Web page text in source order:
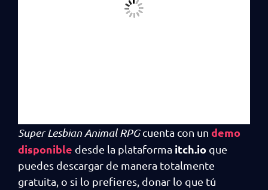
Super Lesbian Animal RPGcuenta con un demo
disponible desde la plataforma itch.io que
puedes descargar de manera totalmente
gratuita, o si lo prefieres, donar lo que tú